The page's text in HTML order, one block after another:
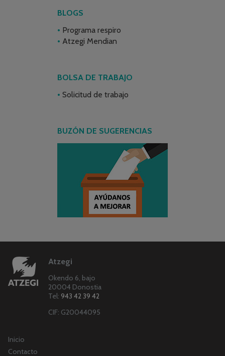
BLOGS
Programa respiro
Atzegi Mendian
BOLSA DE TRABAJO
Solicitud de trabajo
BUZÓN DE SUGERENCIAS
Atzegi
Okendo 6, bajo
20004 Donostia
Tel: 943 42 39 42
CIF: G20044095
Inicio
Contacto